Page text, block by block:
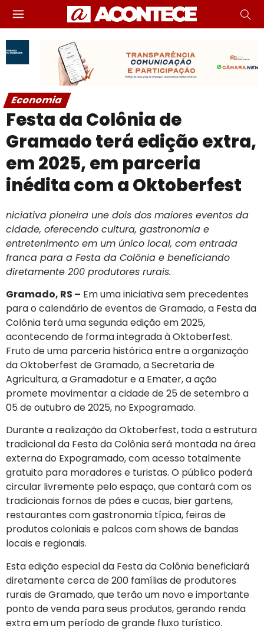
Economia
Festa da Colônia de
Gramado terá edição extra,
em 2025, em parceria
inédita com a Oktoberfest
niciativa pioneira une dois dos maiores eventos da
cidade, oferecendo cultura, gastronomia e
entretenimento em um único local, com entrada
franca para a Festa da Colônia e beneficiando
diretamente 200 produtores rurais.
Gramado, RS – Em uma iniciativa sem precedentes
para o calendário de eventos de Gramado, a Festa da
Colônia terá uma segunda edição em 2025,
acontecendo de forma integrada à Oktoberfest.
Fruto de uma parceria histórica entre a organização
da Oktoberfest de Gramado, a Secretaria de
Agricultura, a Gramadotur e a Emater, a ação
promete movimentar a cidade de 25 de setembro a
05 de outubro de 2025, no Expogramado.
Durante a realização da Oktoberfest, toda a estrutura
tradicional da Festa da Colônia será montada na área
externa do Expogramado, com acesso totalmente
gratuito para moradores e turistas. O público poderá
circular livremente pelo espaço, que contará com os
tradicionais fornos de pães e cucas, bier gartens,
restaurantes com gastronomia típica, feiras de
produtos coloniais e palcos com shows de bandas
locais e regionais.
Esta edição especial da Festa da Colônia beneficiará
diretamente cerca de 200 famílias de produtores
rurais de Gramado, que terão um novo e importante
ponto de venda para seus produtos, gerando renda
extra em um período de grande fluxo turístico.